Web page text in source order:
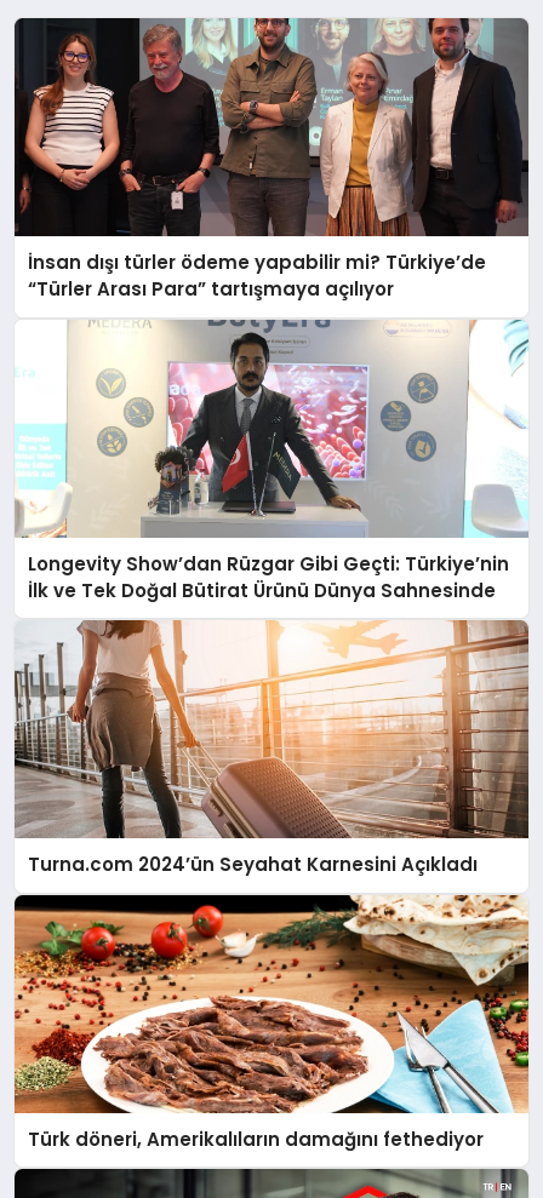
İnsan dışı türler ödeme yapabilir mi? Türkiye’de
“Türler Arası Para” tartışmaya açılıyor
Longevity Show’dan Rüzgar Gibi Geçti: Türkiye’nin
İlk ve Tek Doğal Bütirat Ürünü Dünya Sahnesinde
Turna.com 2024’ün Seyahat Karnesini Açıkladı
Türk döneri, Amerikalıların damağını fethediyor